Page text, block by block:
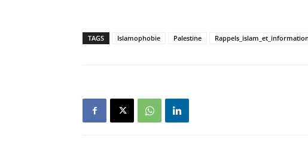
TAGS Islamophobie Palestine